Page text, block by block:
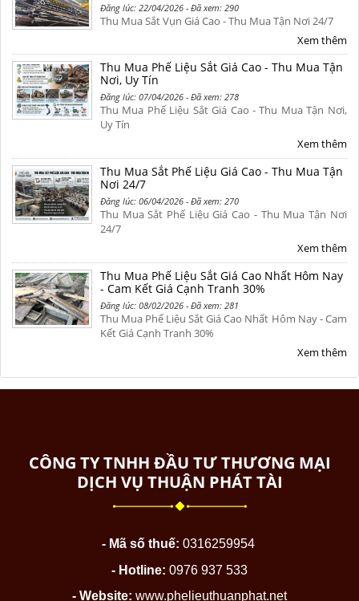
Đăng lúc: 22/04/2026 - Đã xem: 290
Thu Mua Sắt Vụn Giá Cao - Thu Mua Tận Nơi 24/7
Xem thêm
Thu Mua Phế Liệu Sắt Giá Cao - Thu Mua Tận
Nơi, Uy Tín
Đăng lúc: 07/04/2026 - Đã xem: 278
Thu Mua Phế Liệu Sắt Giá Cao - Thu Mua Tận Nơi,
Uy Tín
Xem thêm
Thu Mua Sắt Phế Liệu Giá Cao - Thu Mua Tận
Nơi 24/7
Đăng lúc: 06/04/2026 - Đã xem: 270
Thu Mua Sắt Phế Liệu Giá Cao - Thu Mua Tận Nơi
24/7
Xem thêm
Thu Mua Phế Liệu Sắt Giá Cao Nhất Hôm Nay
- Cam Kết Giá Cạnh Tranh 30%
Đăng lúc: 08/02/2026 - Đã xem: 281
Thu Mua Phế Liệu Sắt Giá Cao Nhất Hôm Nay - Cam
Kết Giá Cạnh Tranh 30%
Xem thêm
CÔNG TY TNHH ĐẦU TƯ THƯƠNG MẠI
DỊCH VỤ THUẬN PHÁT TÀI
- Mã số thuế: 0316259954
- Hotline: 0976 937 533
- Website: www.phelieuthuanphat.net